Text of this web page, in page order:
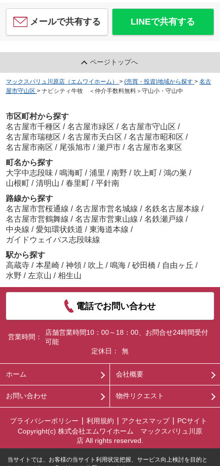
メールで共有する LINEで共有する
ページトップへ
マックスバリュ川原店（エムワイホーム） > (売買・投資)地域から探す > 名古
屋市守山区 > ナビシティ牛牧 ＜仲介手数料無料＞守山小・守山中
市区町村から探す
名古屋市千種区 / 名古屋市緑区 / 名古屋市守山区 /
名古屋市瑞穂区 / 名古屋市天白区 / 名古屋市昭和区 /
名古屋市南区 / 尾張旭市 / 瀬戸市 / 名古屋市名東区
町名から探す
大字中志段味 / 鳴海町 / 浦里 / 南野 / 吹上町 / 鴻の巣 /
山根町 / 清明山 / 春里町 / 平針南
路線から探す
名古屋市営桜通線 / 名古屋市営名城線 / 名鉄名古屋本線 /
名古屋市営鶴舞線 / 名古屋市営東山線 / 名鉄瀬戸線 /
中央線 / 愛知環状鉄道 / 東海道本線 /
ガイドウェイバス志段味線
駅から探す
高蔵寺 / 本星崎 / 神領 / 吹上 / 鳴海 / 砂田橋 / 自由ヶ丘 /
水野 / 左京山 / 相生山
電話でお問い合わせ
営業時間：
店舗営業時間10：00～18：00、お問合せ24時間受付
可能
定休日：
無
ホーム 会社概要
お問い合わせ 物件リクエスト
プライバシーポリシー 利用規約 アクセスマップ
PCサイト
Copyright(c) 株式会社エムワイホーム マックスバリュ川原
店 All rights reserved.
当サイトでは、お客様の当サイト利用状況把握、サービス向上検討を目的と